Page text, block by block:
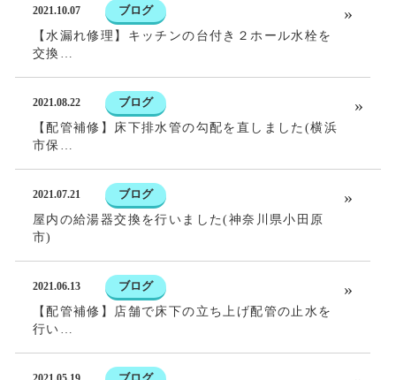
2021.10.07
ブログ
【水漏れ修理】キッチンの台付き２ホール水栓を
交換…
2021.08.22
ブログ
【配管補修】床下排水管の勾配を直しました(横浜
市保…
2021.07.21
ブログ
屋内の給湯器交換を行いました(神奈川県小田原
市)
2021.06.13
ブログ
【配管補修】店舗で床下の立ち上げ配管の止水を
行い…